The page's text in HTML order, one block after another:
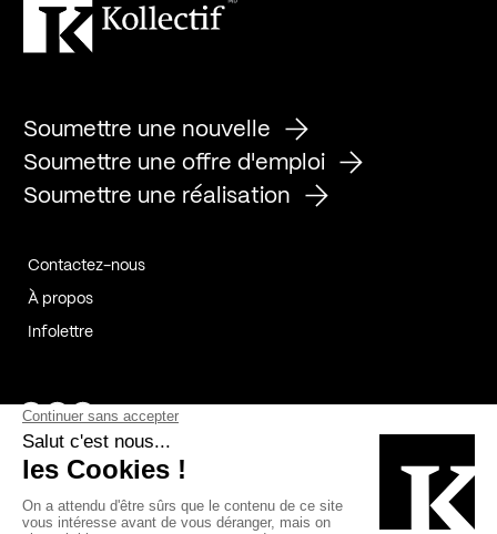
Soumettre une nouvelle
Soumettre une offre d'emploi
Soumettre une réalisation
Contactez-nous
À propos
Infolettre
Page Facebook de Kollectif
Page Instagram de Kollectif
Page Linkedin de Kollectif